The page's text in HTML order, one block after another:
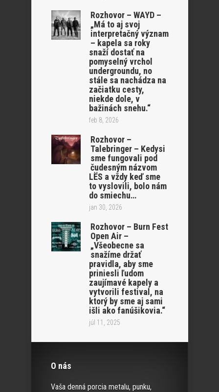
Rozhovor – WAYD –
„Má to aj svoj
interpretačný význam
– kapela sa roky
snaží dostať na
pomyselný vrchol
undergroundu, no
stále sa nachádza na
začiatku cesty,
niekde dole, v
bažinách snehu.“
feb 8, 2026
Rozhovor –
Talebringer – Kedysi
sme fungovali pod
čudesným názvom
LËS a vždy keď sme
to vyslovili, bolo nám
do smiechu…
jan 30, 2026
Rozhovor – Burn Fest
Open Air –
„Všeobecne sa
snažíme držať
pravidla, aby sme
priniesli ľudom
zaujímavé kapely a
vytvorili festival, na
ktorý by sme aj sami
išli ako fanúšikovia.“
júl 11, 2025
O nás
Vaša denná porcia metalu, punku,